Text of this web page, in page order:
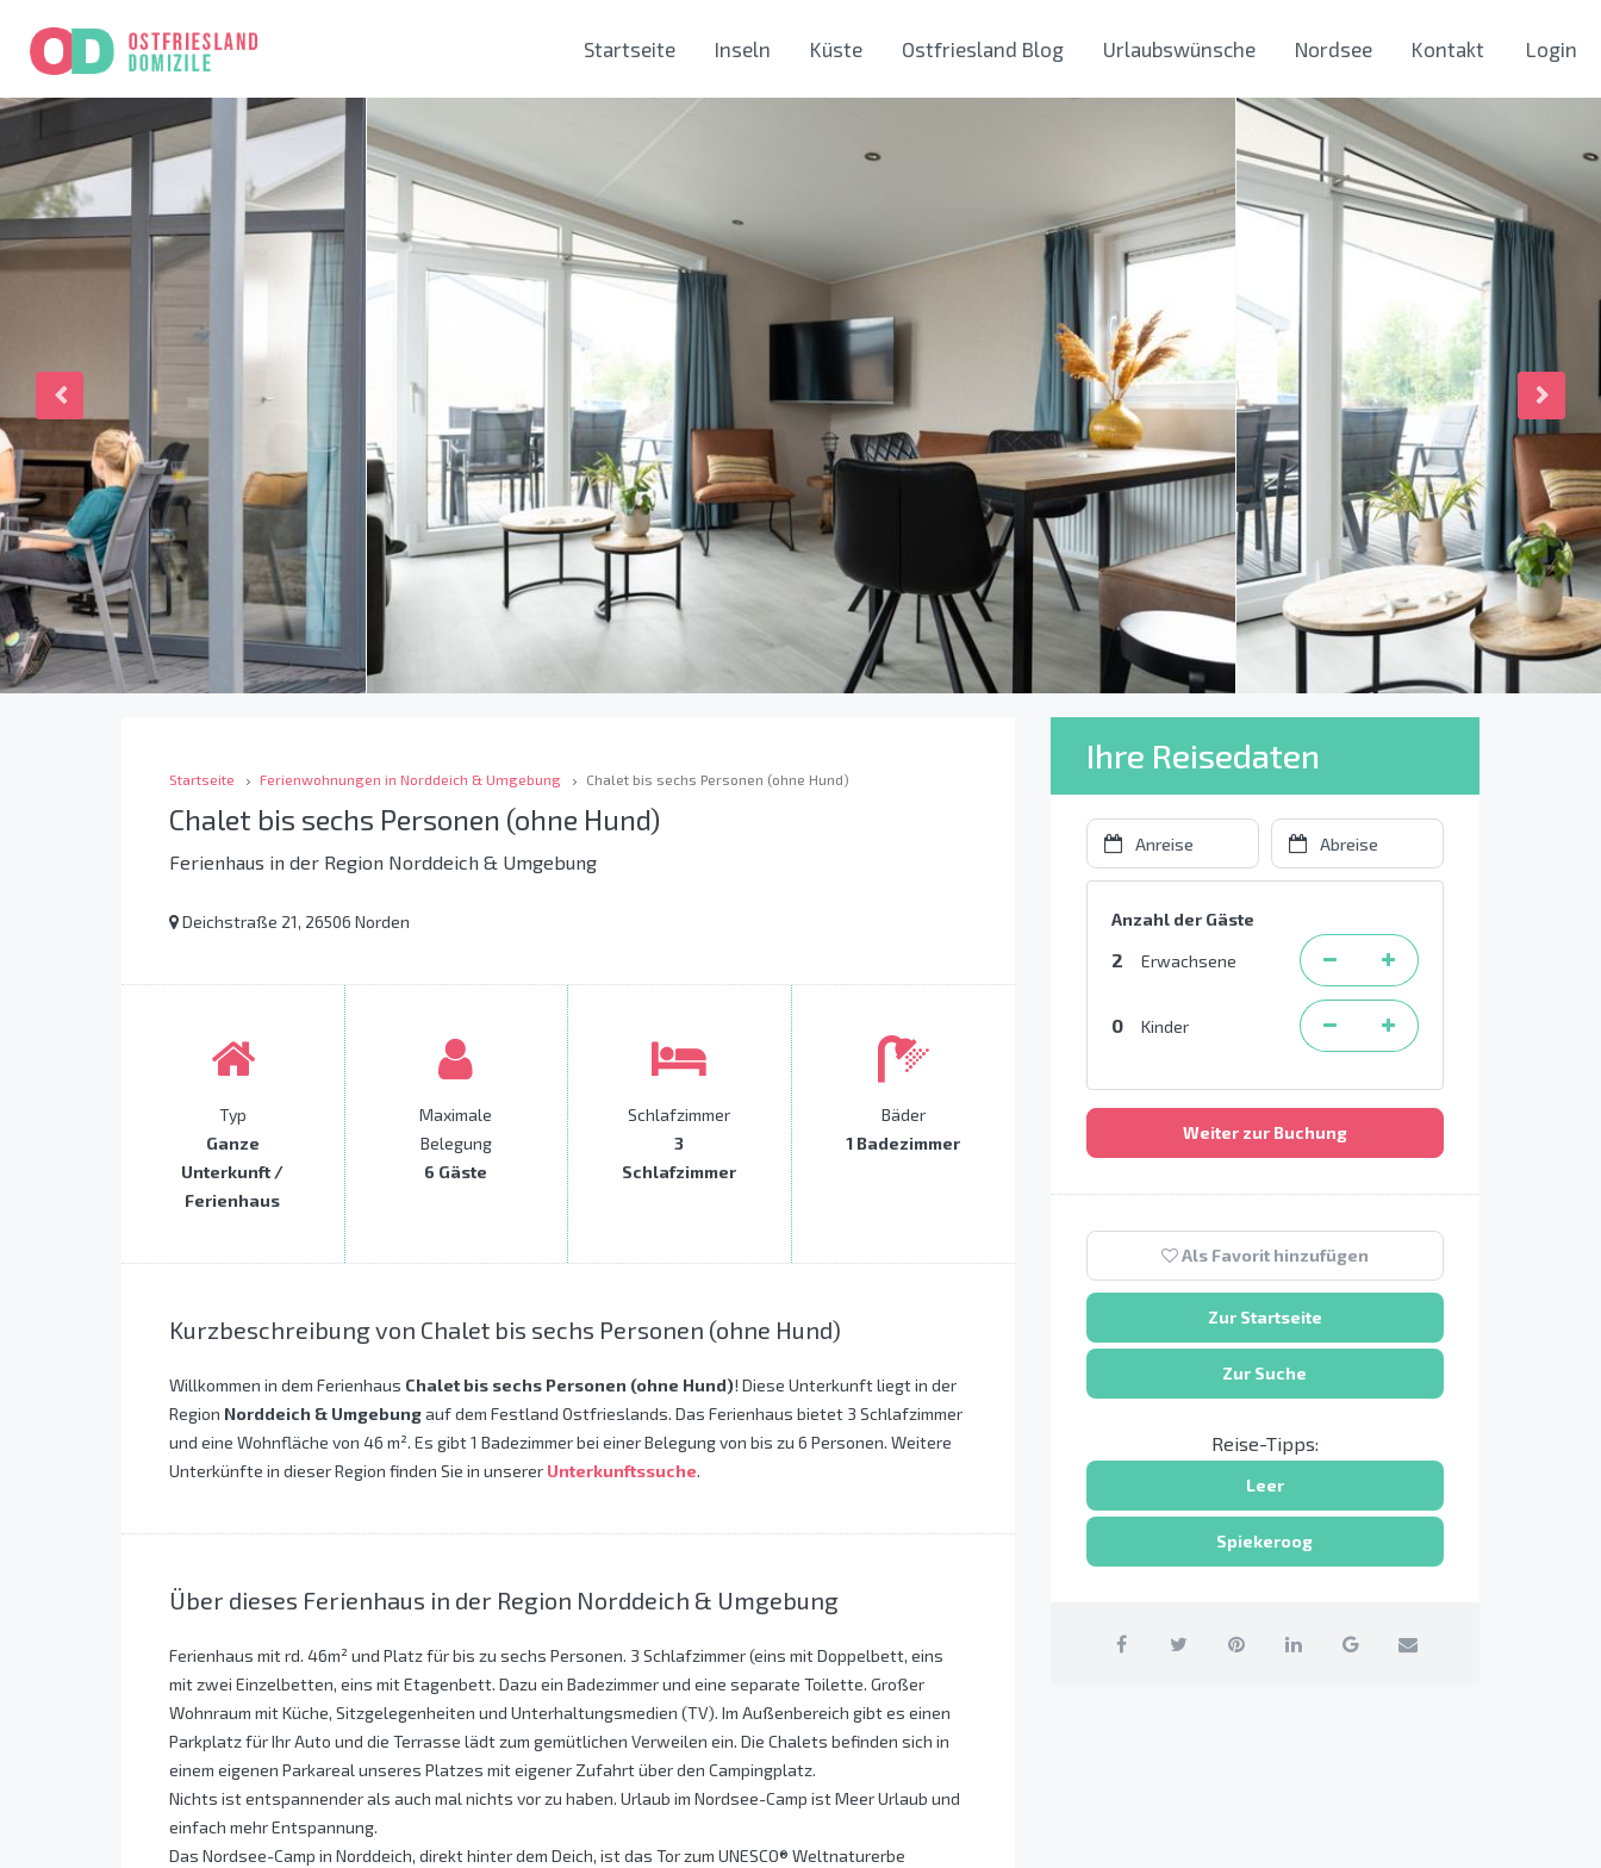
Startseite Inseln Küste Ostfriesland Blog Urlaubswünsche Nordsee Kontakt Login
Startseite Ferienwohnungen in Norddeich & Umgebung Chalet bis sechs Personen (ohne Hund)
Chalet bis sechs Personen (ohne Hund)
Ferienhaus in der Region Norddeich & Umgebung
Deichstraße 21, 26506 Norden
Typ
Ganze
Unterkunft /
Ferienhaus
Maximale
Belegung
6 Gäste
Schlafzimmer
3
Schlafzimmer
Bäder
1 Badezimmer
Kurzbeschreibung von Chalet bis sechs Personen (ohne Hund)
Willkommen in dem Ferienhaus Chalet bis sechs Personen (ohne Hund)! Diese Unterkunft liegt in der
Region Norddeich & Umgebungauf dem Festland Ostfrieslands. Das Ferienhaus bietet 3 Schlafzimmer
und eine Wohnfläche von 46 m². Es gibt 1 Badezimmer bei einer Belegung von bis zu 6 Personen. Weitere
Unterkünfte in dieser Region finden Sie in unserer Unterkunftssuche.
Über dieses Ferienhaus in der Region Norddeich & Umgebung
Ferienhaus mit rd. 46m² und Platz für bis zu sechs Personen. 3 Schlafzimmer (eins mit Doppelbett, eins
mit zwei Einzelbetten, eins mit Etagenbett. Dazu ein Badezimmer und eine separate Toilette. Großer
Wohnraum mit Küche, Sitzgelegenheiten und Unterhaltungsmedien (TV). Im Außenbereich gibt es einen
Parkplatz für Ihr Auto und die Terrasse lädt zum gemütlichen Verweilen ein. Die Chalets befinden sich in
einem eigenen Parkareal unseres Platzes mit eigener Zufahrt über den Campingplatz.
Nichts ist entspannender als auch mal nichts vor zu haben. Urlaub im Nordsee-Camp ist Meer Urlaub und
einfach mehr Entspannung.
Das Nordsee-Camp in Norddeich, direkt hinter dem Deich, ist das Tor zum UNESCO® Weltnaturerbe
Ihre Reisedaten
Anzahl der Gäste
2 Erwachsene
0 Kinder
Weiter zur Buchung
Als Favorit hinzufügen
Zur Startseite
Zur Suche
Reise-Tipps:
Leer
Spiekeroog